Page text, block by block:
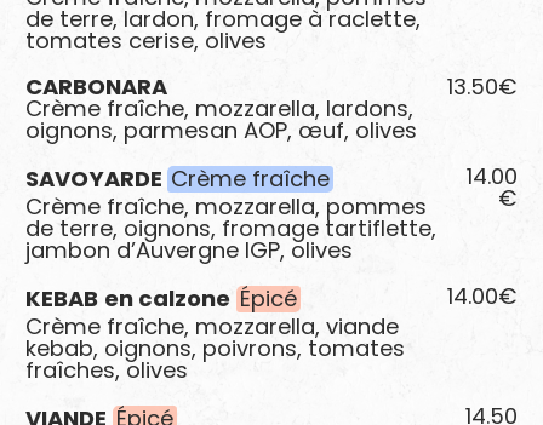
de terre, lardon, fromage à raclette,
tomates cerise, olives
CARBONARA
Crème fraîche, mozzarella, lardons,
oignons, parmesan AOP, œuf, olives
13.50€
SAVOYARDE Crème fraîche
Crème fraîche, mozzarella, pommes
de terre, oignons, fromage tartiflette,
jambon d’Auvergne IGP, olives
14.00
€
KEBAB en calzone Épicé
Crème fraîche, mozzarella, viande
kebab, oignons, poivrons, tomates
fraîches, olives
14.00€
VIANDE Épicé 14.50